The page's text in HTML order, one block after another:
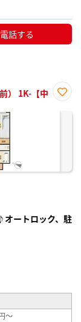
電話する
） 1K-【中
に入
ートロック、駐
～